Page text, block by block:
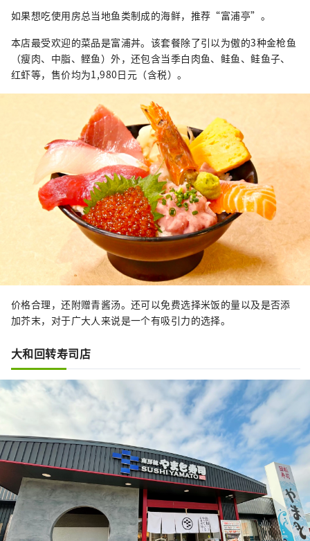
如果想吃使用房总当地鱼类制成的海鲜，推荐“富浦亭”。
本店最受欢迎的菜品是富浦丼。该套餐除了引以为傲的3种金枪鱼
（瘦肉、中脂、鲣鱼）外，还包含当季白肉鱼、鲑鱼、鲑鱼子、
红虾等，售价均为1,980日元（含税）。
价格合理，还附赠青酱汤。还可以免费选择米饭的量以及是否添
加芥末，对于广大人来说是一个有吸引力的选择。
大和回转寿司店